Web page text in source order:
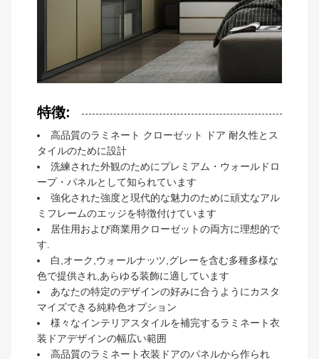
特徴:
高品質のラミネート クローゼット ドア 耐久性とス
タイルのために設計
洗練された外観のためにプレミアム・ウォールドロ
ープ・パネルとして知られています
強化された強度と現代的な魅力のために頑丈なアル
ミフレームのエッジを特徴付けています
居住用および商業用クローゼットの両方に理想的で
す.
白,オーク,ウォールナッツ,グレーを含む多種多様な
色で提供され,あらゆる装飾に適しています
あなたの特定のデザインの好みに合うようにカスタ
マイズできる純粋色オプション
様々なインテリアスタイルを補完するラミネート衣
装ドアデザインの幅広い範囲
高品質のラミネート衣装ドアのパネルから作られ